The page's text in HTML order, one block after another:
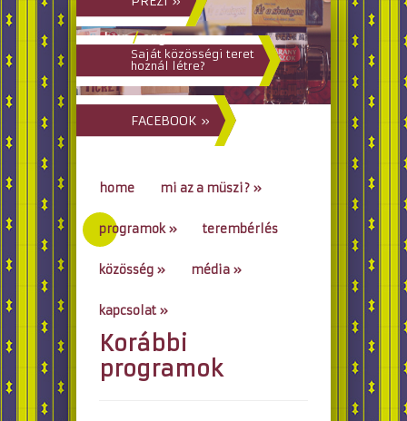
hun/eng
Saját közösségi teret
hoznál létre?
FACEBOOK »
home mi az a müszi? »
programok» terembérlés
közösség » média »
kapcsolat »
go to...
Korábbi
programok